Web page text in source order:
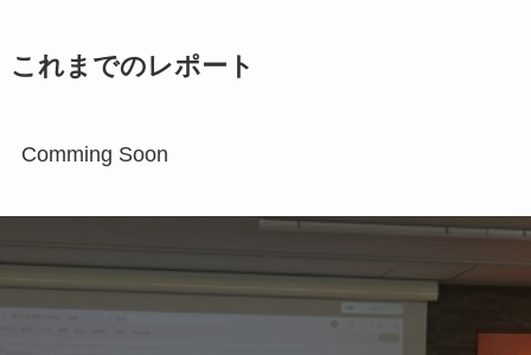
これまでのレポート
Comming Soon